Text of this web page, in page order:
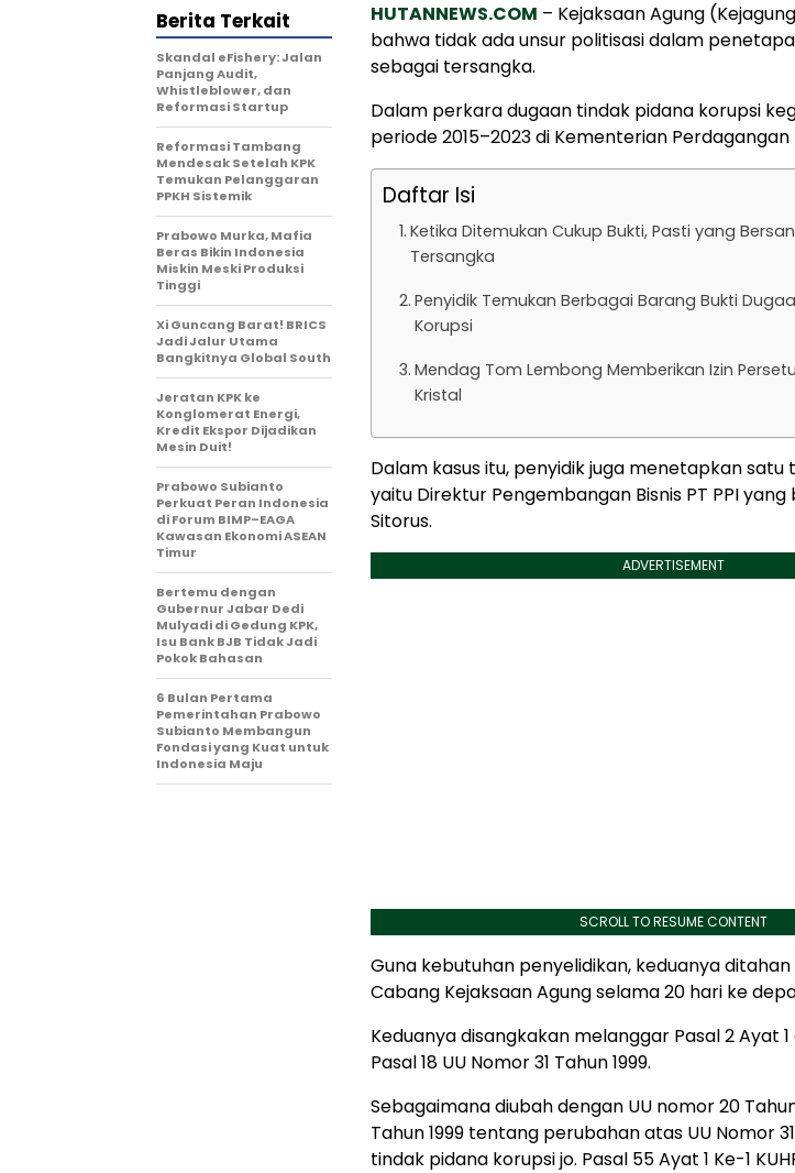
HUTANNEWS.COM – Kejaksaan Agung
bahwa tidak ada unsur politisasi dalam
sebagai tersangka.
Dalam perkara dugaan tindak pidana korupsi
periode 2015–2023 di Kementerian
Daftar Isi
Ketika Ditemukan Cukup Bukti, Pasti yang
Tersangka
Penyidik Temukan Berbagai Barang Bukti
Korupsi
Mendag Tom Lembong Memberikan Izin
Kristal
Dalam kasus itu, penyidik juga menetapkan satu
yaitu Direktur Pengembangan Bisnis PT PPI
Sitorus.
ADVERTISEMENT
SCROLL TO RESUME CONTENT
Guna kebutuhan penyelidikan, keduanya
Cabang Kejaksaan Agung selama 20 hari ke
Keduanya disangkakan melanggar Pasal 2 Ayat
Pasal 18 UU Nomor 31 Tahun 1999.
Sebagaimana diubah dengan UU nomor 20 Tahun
Tahun 1999 tentang perubahan atas UU Nomor
tindak pidana korupsi jo. Pasal 55 Ayat 1 Ke-1
Berita Terkait
Skandal eFishery: Jalan
Panjang Audit,
Whistleblower, dan
Reformasi Startup
Reformasi Tambang
Mendesak Setelah KPK
Temukan Pelanggaran
PPKH Sistemik
Prabowo Murka, Mafia
Beras Bikin Indonesia
Miskin Meski Produksi
Tinggi
Xi Guncang Barat! BRICS
Jadi Jalur Utama
Bangkitnya Global South
Jeratan KPK ke
Konglomerat Energi,
Kredit Ekspor Dijadikan
Mesin Duit!
Prabowo Subianto
Perkuat Peran Indonesia
di Forum BIMP–EAGA
Kawasan Ekonomi ASEAN
Timur
Bertemu dengan
Gubernur Jabar Dedi
Mulyadi di Gedung KPK,
Isu Bank BJB Tidak Jadi
Pokok Bahasan
6 Bulan Pertama
Pemerintahan Prabowo
Subianto Membangun
Fondasi yang Kuat untuk
Indonesia Maju